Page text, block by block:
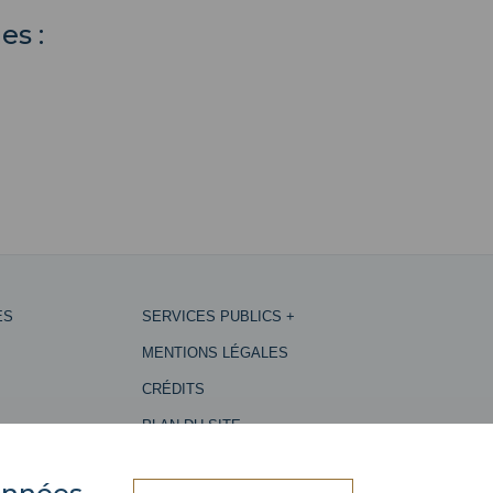
:
SERVICES PUBLICS +
MENTIONS LÉGALES
CRÉDITS
PLAN DU SITE